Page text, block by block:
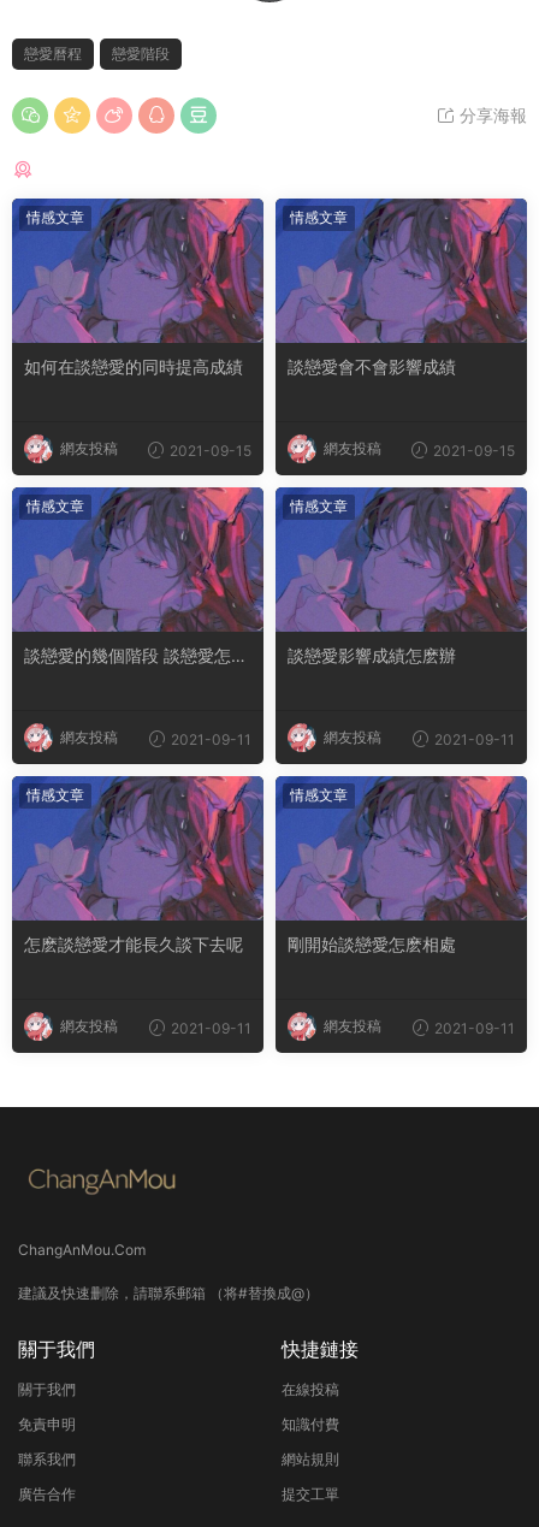
戀愛曆程 戀愛階段
分享海報
情感文章
如何在談戀愛的同時提高成績
網友投稿 2021-09-15
情感文章
談戀愛會不會影響成績
網友投稿 2021-09-15
情感文章
談戀愛的幾個階段 談戀愛怎麽
網友投稿 2021-09-11
情感文章
談戀愛影響成績怎麽辦
網友投稿 2021-09-11
情感文章
怎麽談戀愛才能長久談下去呢
網友投稿 2021-09-11
情感文章
剛開始談戀愛怎麽相處
網友投稿 2021-09-11
ChangAnMou.Com
建議及快速删除，請聯系郵箱 （将#替換成@）
關于我們
關于我們
免責申明
聯系我們
廣告合作
快捷鏈接
在線投稿
知識付費
網站規則
提交工單